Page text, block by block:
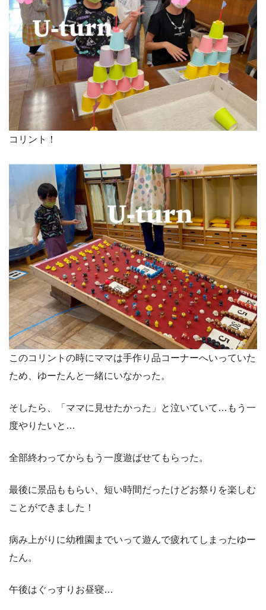
コリント！
このコリントの時にママは手作り品コーナーへいっていた
ため、ゆーたんと一緒にいなかった。
そしたら、「ママに見せたかった」と泣いていて…もう一
度やりたいと…
全部終わってからもう一度遊ばせてもらった。
最後に景品ももらい、短い時間だったけどお祭りを楽しむ
ことができました！
病み上がりに幼稚園までいって遊んで疲れてしまったゆー
たん。
午後はぐっすりお昼寝…